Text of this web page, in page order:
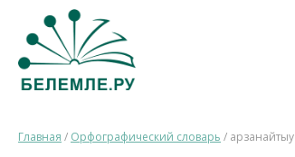
Главная / Орфографический словарь / арзанайтыу